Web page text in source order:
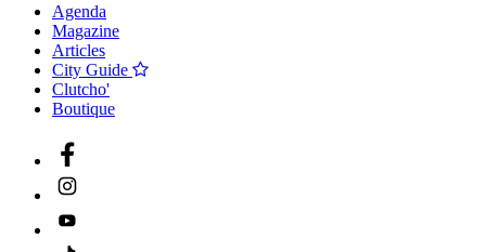
Agenda
Magazine
Articles
City Guide
Clutcho'
Boutique